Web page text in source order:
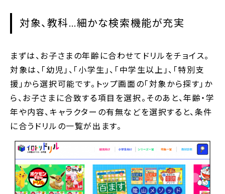
対象、教科…細かな検索機能が充実
まずは、お子さまの年齢に合わせてドリルをチョイス。
対象は、「幼児」、「小学生」、「中学生以上」、「特別支
援」から選択可能です。トップ画面の「対象から探す」か
ら、お子さまに合致する項目を選択。そのあと、年齢・学
年や内容、キャラクターの有無などを選択すると、条件
に合うドリルの一覧が出ます。